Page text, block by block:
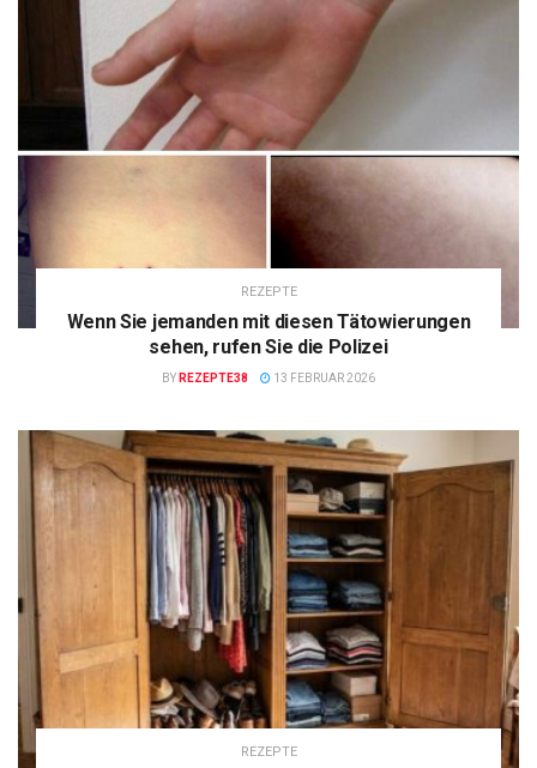
REZEPTE
Wenn Sie jemanden mit diesen Tätowierungen
sehen, rufen Sie die Polizei
BY REZEPTE38 13 FEBRUAR 2026
REZEPTE